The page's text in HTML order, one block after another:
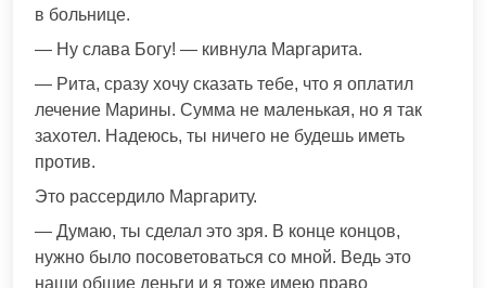
в больнице.
— Ну слава Богу! — кивнула Маргарита.
— Рита, сразу хочу сказать тебе, что я оплатил
лечение Марины. Сумма не маленькая, но я так
захотел. Надеюсь, ты ничего не будешь иметь
против.
Это рассердило Маргариту.
— Думаю, ты сделал это зря. В конце концов,
нужно было посоветоваться со мной. Ведь это
наши общие деньги и я тоже имею право